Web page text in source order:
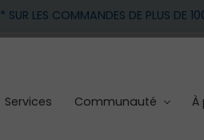
SUR LES COMMANDES DE PLUS DE
Services Communauté À